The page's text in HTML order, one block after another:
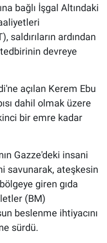
bağlı İşgal Altındaki
saldırıların ardından
devreye
açılan Kerem Ebu
dahil olmak üzere
bir emre kadar
Gazze'deki insani
savunarak, ateşkesin
giren gıda
(BM)
beslenme ihtiyacını
sürdü.